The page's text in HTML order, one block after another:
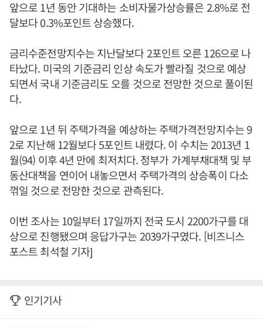
앞으로 1년 동안 기대하는 소비자물가상승률은 2.8%로 전
달보다 0.3%포인트 상승했다.
금리수준전망지수는 지난달보다 2포인트 오른 126으로 나
타났다. 미국의 기준금리 인상 속도가 빨라질 것으로 예상
되면서 국내 기준금리도 오를 것으로 전망한 것으로 풀이된
다.
앞으로 1년 뒤 주택가격을 예상하는 주택가격전망지수는 9
2로 지난해 12월보다 5포인트 내렸다. 이 수치는 2013년 1
월(94) 이후 4년 만에 최저치다. 정부가 가계부채대책 및 부
동산대책을 연이어 내놓으면서 주택가격의 상승폭이 다소
꺾일 것으로 전망한 것으로 관측된다.
이번 조사는 10일부터 17일까지 전국 도시 2200가구를 대
상으로 진행됐으며 응답가구는 2039가구였다. [비즈니스
포스트 최석철 기자]
인기기사